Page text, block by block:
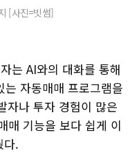
[사진=빗썸]
는 AI와의 대화를 통해
자동매매 프로그램을
자나 투자 경험이 많은
매 기능을 보다 쉽게 이
다.